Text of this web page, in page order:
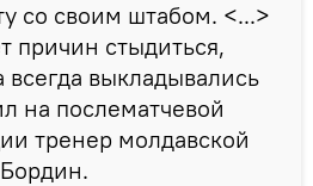
со своим штабом. <...>
причин стыдиться,
всегда выкладывались
на послематчевой
тренер молдавской